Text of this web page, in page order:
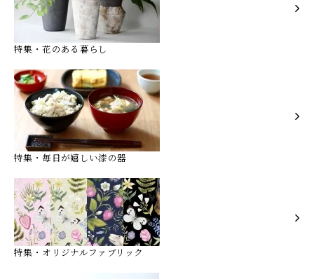
特集・花のある暮らし
特集・毎日が嬉しい漆の器
特集・オリジナルファブリック